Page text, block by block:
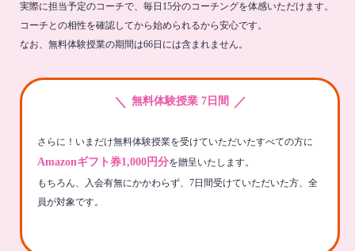
実際に担当予定のコーチで、毎日15分のコーチングを体感いただけます。
コーチとの相性を確認してから始められるから安心です。
なお、無料体験授業の期間は66日には含まれません。
＼ 無料体験授業 7日間 ／
さらに！いまだけ無料体験授業を受けていただいたすべての方に
Amazonギフト券1,000円分を贈呈いたします。
もちろん、入会有無にかかわらず、7日間受けていただいた方、全
員が対象です。